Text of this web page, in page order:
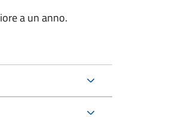
a un anno.